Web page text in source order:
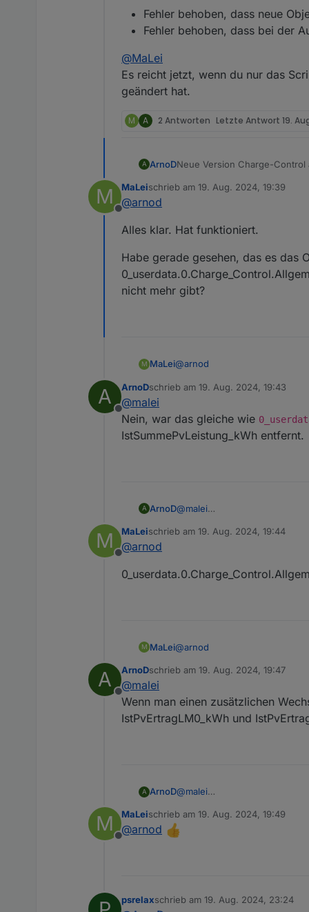
Kleinere Optimierungen
Schnittstelle für das
Berechnung des
neuen
Alle Objekt ID's
Objekt ID
Alle Objekt
Fehler behoben, dass neue
Fehler behoben, dass bei der
@MaLei
Es reicht jetzt, wenn du nur das
geändert hat.
M A 2 Antworten Letzte Antwort 19.
A ArnoDNeue Version Charge-
Änderungen:
Fehler behoben, dass
hat.
M
Offline
MaLeischrieb am 19. Aug. 2024, 19:39
zuletzt editiert von
@arnod
Alles klar. Hat funktioniert.
Habe gerade gesehen, das es das
nicht mehr gibt?
M MaLei@arnod
Alles klar. Hat funktioniert.
Habe gerade gesehen, das es
nicht mehr gibt?
A
Offline
ArnoDschrieb am 19. Aug. 2024, 19:43
zuletzt editiert von
@malei
Nein, war das gleiche wie
IstSummePvLeistung_kWh entfernt.
A ArnoD@malei
IstSummePvLeistung_kWh
M
Offline
MaLeischrieb am 19. Aug. 2024, 19:44
zuletzt editiert von
@arnod
M MaLei@arnod
A
Offline
ArnoDschrieb am 19. Aug. 2024, 19:47
zuletzt editiert von
@malei
Wenn man einen zusätzlichen
IstPvErtragLM0_kWh und
A ArnoD@malei
IstPvErtragLM0_kWh und
M
Offline
MaLeischrieb am 19. Aug. 2024, 19:49
zuletzt editiert von
@arnod
psrelaxschrieb am 19. Aug. 2024, 23:24
zuletzt editiert von